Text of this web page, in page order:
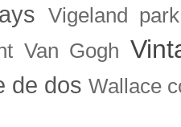
Vigeland park
Van Gogh
de dos Wallace